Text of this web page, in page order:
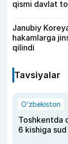
qismi davlat
Janubiy
hakamlarga
qilindi
Tavsiyalar
O‘zbekiston
Toshkentda
6 kishiga sud